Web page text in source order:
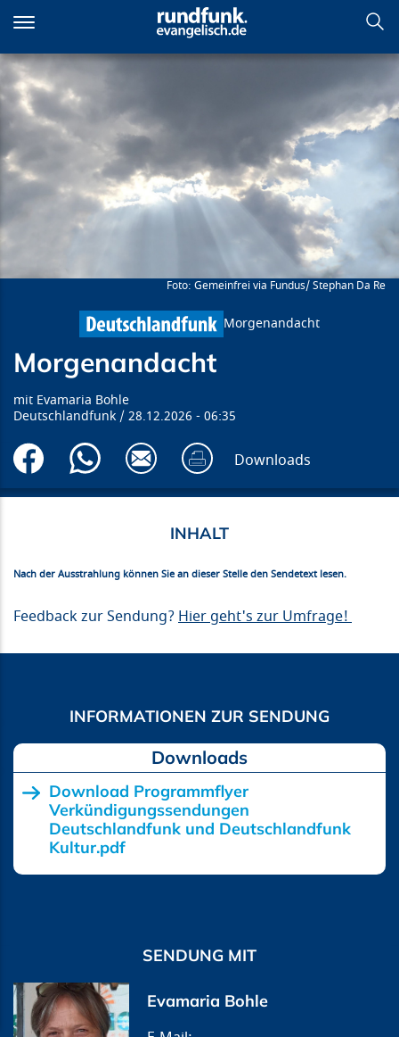
zum
Inhalt
Morgenandacht
Gemeinfrei via Fundus/ Stephan Da Re
Morgenandacht
Morgenandacht
Evamaria Bohle
Deutschlandfunk
28.12.2026 06:35
Downloads
Nach der Ausstrahlung können Sie an dieser Stelle den Sendetext lesen.
Feedback zur Sendung? Hier geht's zur Umfrage!
Downloads
Download Programmflyer
Verkündigungssendungen
Deutschlandfunk und Deutschlandfunk
Kultur.pdf
SENDUNG MIT
Evamaria Bohle